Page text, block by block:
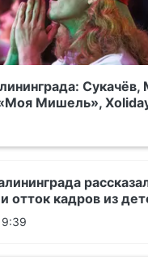
Сукачёв,
«Моя Мишель»,
отток кадров из